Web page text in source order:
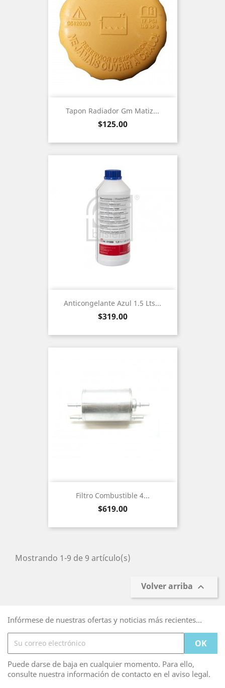
Tapon Radiador Gm Matiz...
Precio
$125.00
Anticongelante Azul 1.5 Lts...
Precio
$319.00
Filtro Combustible 4...
Precio
$619.00
Mostrando 1-9 de 9 artículo(s)
Volver arriba 
Infórmese de nuestras ofertas y noticias más recientes...
Puede darse de baja en cualquier momento. Para ello,
consulte nuestra información de contacto en el aviso legal.